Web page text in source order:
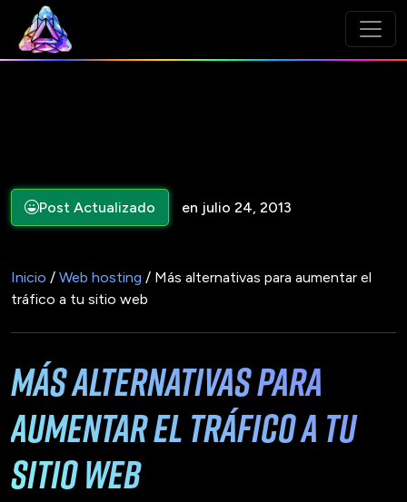
Post Actualizado en julio 24, 2013
Inicio / Web hosting / Más alternativas para aumentar el
tráfico a tu sitio web
Más alternativas para
aumentar el tráfico a tu
sitio web